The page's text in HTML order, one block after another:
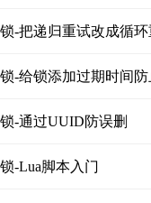
-把递归重试改成循
-给锁添加过期时间
-通过UUID防误删
-Lua脚本入门